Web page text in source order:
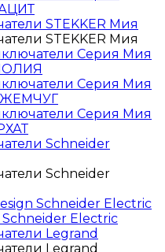
STEKKER Мия
STEKKER Мия
Серия Мия
Серия Мия
Серия Мия
Schneider
Schneider
Schneider Electric
Electric
Legrand
Legrand